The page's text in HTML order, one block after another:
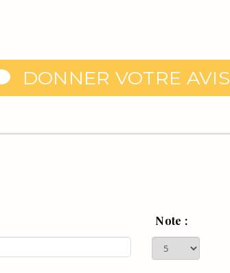
DONNER VOTRE AVIS
Note :